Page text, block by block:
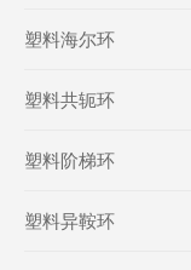
塑料海尔环
塑料共轭环
塑料阶梯环
塑料异鞍环